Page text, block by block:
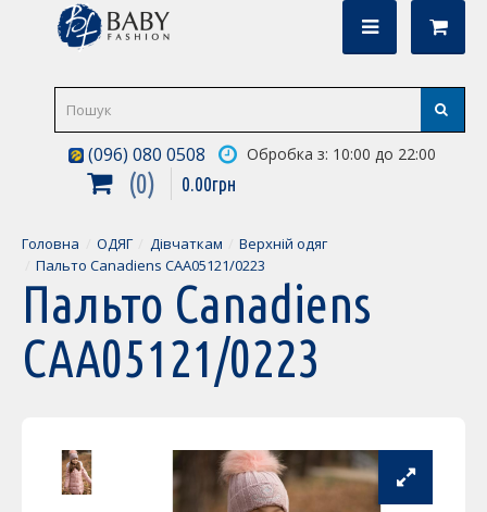
(096) 080 0508 Обробка з: 10:00 до 22:00
0 0.00грн
Головна ОДЯГ Дівчаткам
Верхній одяг
Пальто Canadiens CAA05121/0223
Пальто Canadiens
CAA05121/0223